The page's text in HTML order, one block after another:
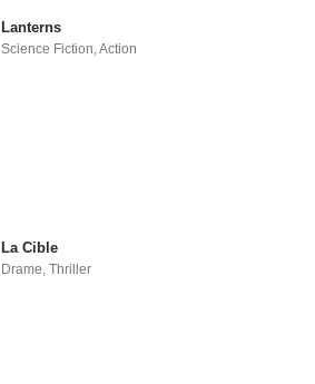
Lanterns
Science Fiction,Action
La Cible
Drame,Thriller